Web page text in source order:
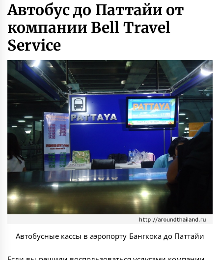
Автобус до Паттайи от
компании Bell Travel
Service
Автобусные кассы в аэропорту Бангкока до Паттайи